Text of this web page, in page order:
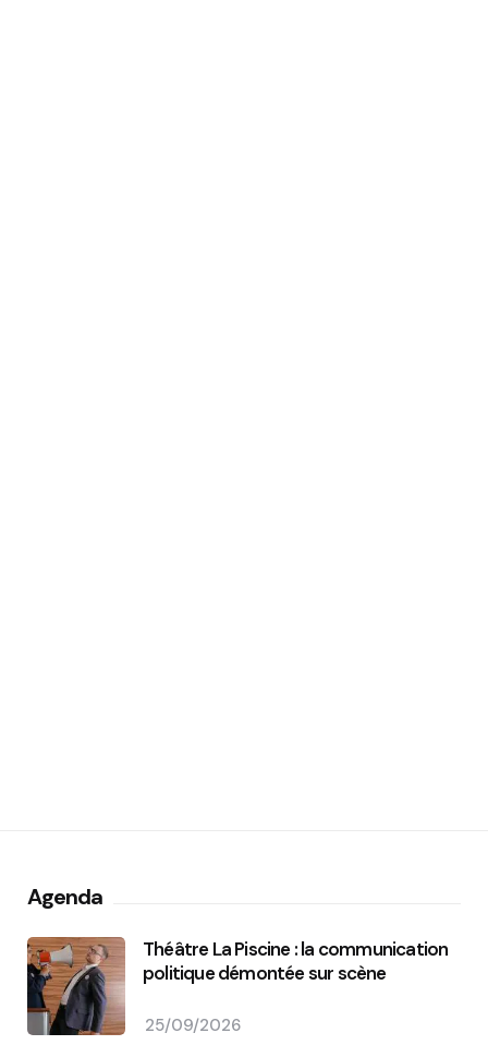
Agenda
Théâtre La Piscine : la communication
politique démontée sur scène
25/09/2026